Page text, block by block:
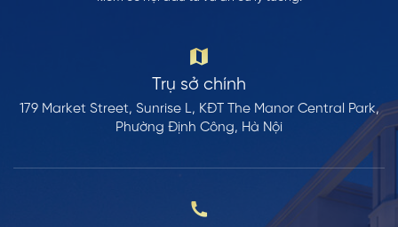
Trụ sở chính
179 Market Street, Sunrise L, KĐT The Manor Central Park,
Phường Định Công, Hà Nội